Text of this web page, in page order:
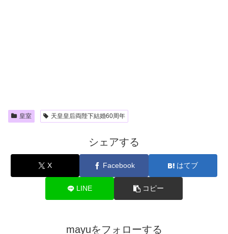
皇室 天皇皇后両陛下結婚60周年
シェアする
X Facebook はてブ
LINE コピー
mayuをフォローする